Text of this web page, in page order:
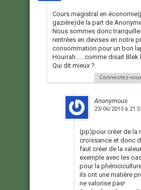
Cours magistral en
gazière)de la part de
Nous sommes donc
rentrées en devises en notre
consommation pour un bon
Hourrah……comme disait Blek
Qui dit mieux ?.
Connectez-
Anonymous
23/06/2013 à
(pp)pour créer de la
croissance et donc
faut créer de la
exemple avec les
pour la
ils ont une matière
ne valorise pas!